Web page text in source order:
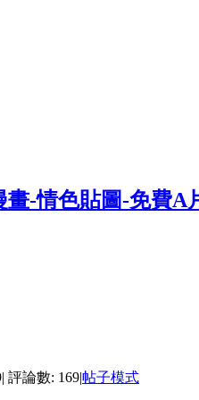
| 評論數: 169|帖子模式